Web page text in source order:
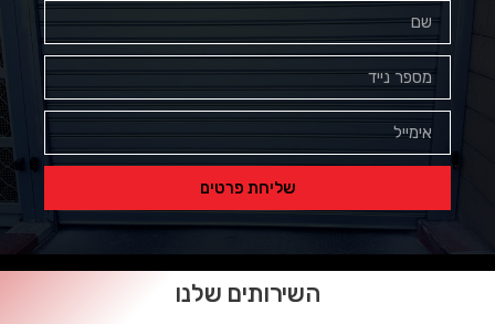
שליחת פרטים
השירותים שלנו